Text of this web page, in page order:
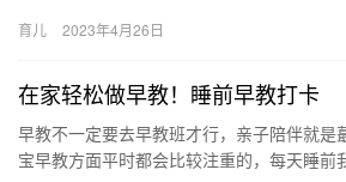
理…
育儿 2023年4月26日
在家轻松做早教！睡前早教打卡
早教不一定要去早教班才行，亲子陪伴就是
宝早教方面平时都会比较注重的，每天睡前